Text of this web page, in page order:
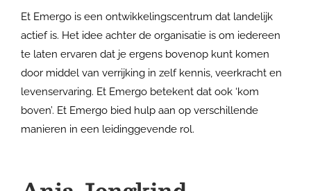
Et Emergo is een ontwikkelingscentrum dat landelijk
actief is. Het idee achter de organisatie is om iedereen
te laten ervaren dat je ergens bovenop kunt komen
door middel van verrijking in zelf kennis, veerkracht en
levenservaring. Et Emergo betekent dat ook ‘kom
boven’. Et Emergo bied hulp aan op verschillende
manieren in een leidinggevende rol.